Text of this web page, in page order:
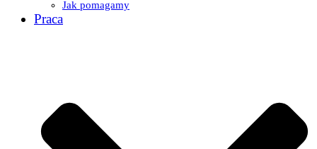
Jak pomagamy
Praca